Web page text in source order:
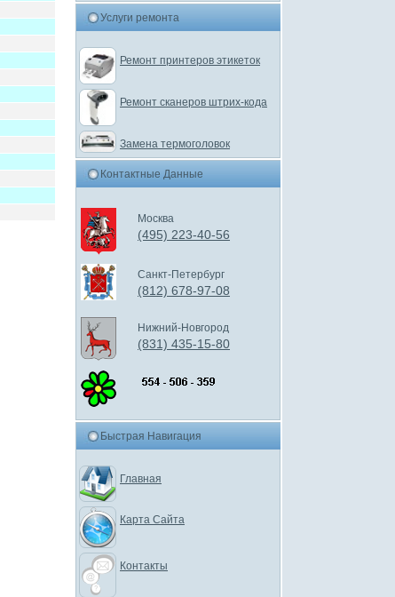
Услуги ремонта
Ремонт принтеров этикеток
Ремонт сканеров штрих-кода
Замена термоголовок
Контактные Данные
Москва
(495) 223-40-56
Санкт-Петербург
(812) 678-97-08
Нижний-Новгород
(831) 435-15-80
Быстрая Навигация
Главная
Карта Сайта
Контакты